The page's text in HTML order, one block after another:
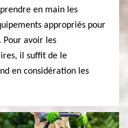
en main les
appropriés pour
Pour avoir les
il suffit de le
en considération les